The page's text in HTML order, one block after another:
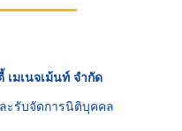
เมเนจเม้นท์ จำกัด
ะรับจัดการนิติบุคคล